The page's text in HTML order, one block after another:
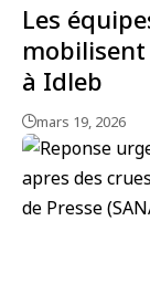
Les
à Idleb
mars 19, 2026